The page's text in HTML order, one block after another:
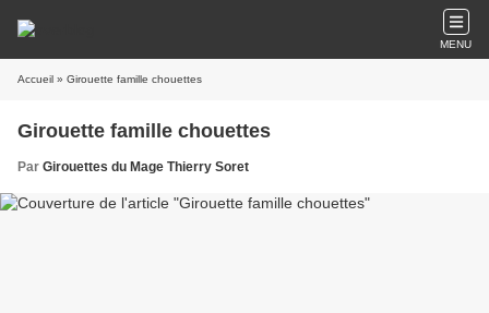
MENU
Accueil » Girouette famille chouettes
Girouette famille chouettes
Par Girouettes du Mage Thierry Soret